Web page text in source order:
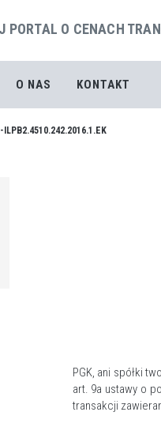
PORTAL O CENACH
O NAS KONTAKT
ILPB2.4510.242.2016.1.EK
PGK, ani spółki
art. 9a ustawy o
transakcji